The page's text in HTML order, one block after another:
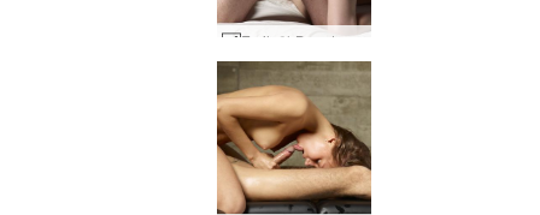
Emily와 Brendon의 확고한 그립 #33